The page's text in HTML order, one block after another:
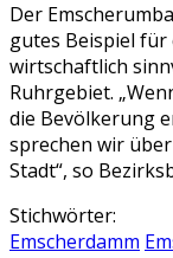
Der
gutes Beispiel
wirtschaftlich
Ruhrgebiet.
die Bevölkerung
sprechen wir
Stadt“, so
Stichwörter:
Emscherdamm